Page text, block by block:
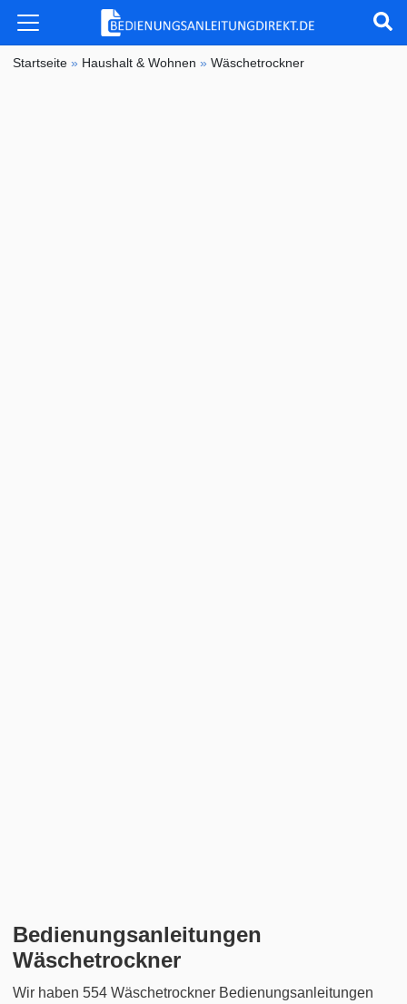
Startseite » Haushalt & Wohnen »Wäschetrockner
Bedienungsanleitungen
Wäschetrockner
Wir haben 554 Wäschetrockner Bedienungsanleitungen